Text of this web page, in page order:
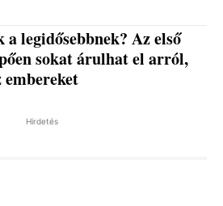
legidősebbnek? Az első
sokat árulhat el arról,
embereket
Hirdetés